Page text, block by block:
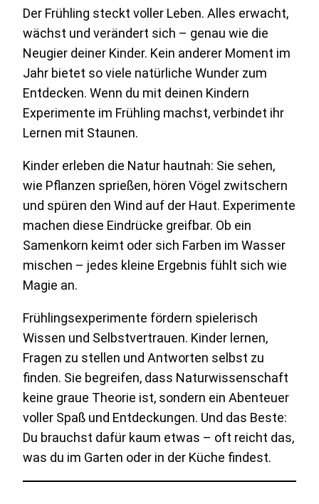
Der Frühling steckt voller Leben. Alles erwacht,
wächst und verändert sich – genau wie die
Neugier deiner Kinder. Kein anderer Moment im
Jahr bietet so viele natürliche Wunder zum
Entdecken. Wenn du mit deinen Kindern
Experimente im Frühling machst, verbindet ihr
Lernen mit Staunen.
Kinder erleben die Natur hautnah: Sie sehen,
wie Pflanzen sprießen, hören Vögel zwitschern
und spüren den Wind auf der Haut. Experimente
machen diese Eindrücke greifbar. Ob ein
Samenkorn keimt oder sich Farben im Wasser
mischen – jedes kleine Ergebnis fühlt sich wie
Magie an.
Frühlingsexperimente fördern spielerisch
Wissen und Selbstvertrauen. Kinder lernen,
Fragen zu stellen und Antworten selbst zu
finden. Sie begreifen, dass Naturwissenschaft
keine graue Theorie ist, sondern ein Abenteuer
voller Spaß und Entdeckungen. Und das Beste:
Du brauchst dafür kaum etwas – oft reicht das,
was du im Garten oder in der Küche findest.